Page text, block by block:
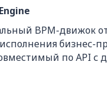
BPM-движок
бизнес-
по API с